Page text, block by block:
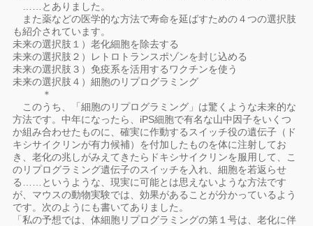
……とありました。
また薬などの医学的な方法で寿命を延ばすための４つの選択肢
も紹介されています。
未来の選択肢１）老化細胞を除去する
未来の選択肢２）レトロトランスポゾンを封じ込める
未来の選択肢３）免疫系を活用するワクチンを使う
未来の選択肢４）細胞のリプログラミング
＊
このうち、「細胞のリプログラミング」は驚くような未来的な
方法です。中年になったら、iPS細胞で有名な山中因子をいくつ
か組み合わせたものに、確実に作動するスイッチ役の遺伝子（ド
キシサイクリンが有力候補）を付加したものを体に注射してお
き、老化の兆しがみえてきたらドキシサイクリンを服用して、こ
のリプログラミング遺伝子のスイッチを入れ、細胞を若返らせ
る……というような、現実に可能とは思えないような方法です
が、マウスの動物実験では、効果があることが分かっているよう
です。次のようにも書いてありました。
「私の予想では、体細胞リプログラミングの第１号は、老化に伴